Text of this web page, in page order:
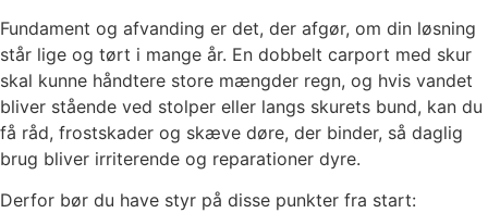
Fundament og afvanding er det, der afgør, om din løsning
står lige og tørt i mange år. En dobbelt carport med skur
skal kunne håndtere store mængder regn, og hvis vandet
bliver stående ved stolper eller langs skurets bund, kan du
få råd, frostskader og skæve døre, der binder, så daglig
brug bliver irriterende og reparationer dyre.
Derfor bør du have styr på disse punkter fra start: